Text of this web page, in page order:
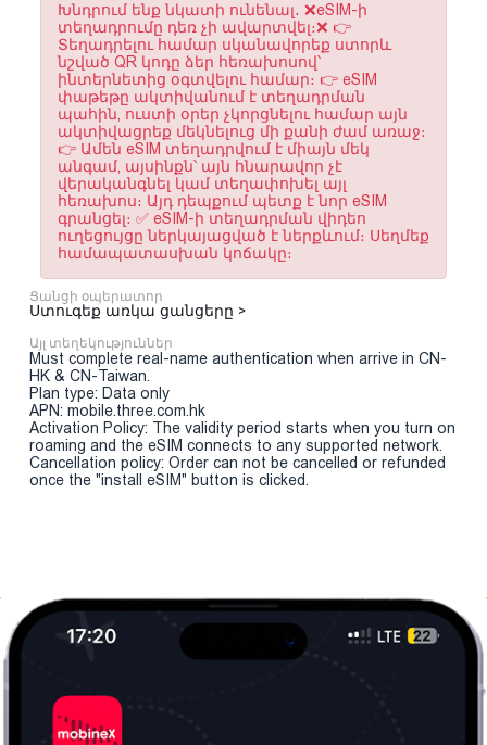
Խնդրում ենք նկատի ունենալ․ ❌eSIM-ի
տեղադրումը դեռ չի ավարտվել։❌ 👉
Տեղադրելու համար սկանավորեք ստորև
նշված QR կոդը ձեր հեռախոսով՝
ինտերնետից օգտվելու համար։ 👉 eSIM
փաթեթը ակտիվանում է տեղադրման
պահին, ուստի օրեր չկորցնելու համար այն
ակտիվացրեք մեկնելուց մի քանի ժամ առաջ։
👉 Ամեն eSIM տեղադրվում է միայն մեկ
անգամ, այսինքն՝ այն հնարավոր չէ
վերականգնել կամ տեղափոխել այլ
հեռախոս։ Այդ դեպքում պետք է նոր eSIM
գրանցել։ ✅ eSIM-ի տեղադրման վիդեո
ուղեցույցը ներկայացված է ներքևում։ Սեղմեք
համապատասխան կոճակը։
Ցանցի օպերատոր
Ստուգեք առկա ցանցերը >
Այլ տեղեկություններ
Must complete real-name authentication when arrive in CN-
HK & CN-Taiwan.
Plan type: Data only
APN: mobile.three.com.hk
Activation Policy: The validity period starts when you turn on
roaming and the eSIM connects to any supported network.
Cancellation policy: Order can not be cancelled or refunded
once the "install eSIM" button is clicked.